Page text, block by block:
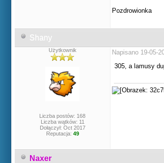
Pozdrowionka
Shany
Użytkownik
Liczba postów: 168
Liczba wątków: 11
Dołączył: Oct 2017
Reputacja: 49
Napisano 19-05-
305, a lamusy
Naxer